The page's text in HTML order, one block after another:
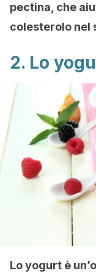
pectina, che
colesterolo nel
2. Lo
Lo yogurt è